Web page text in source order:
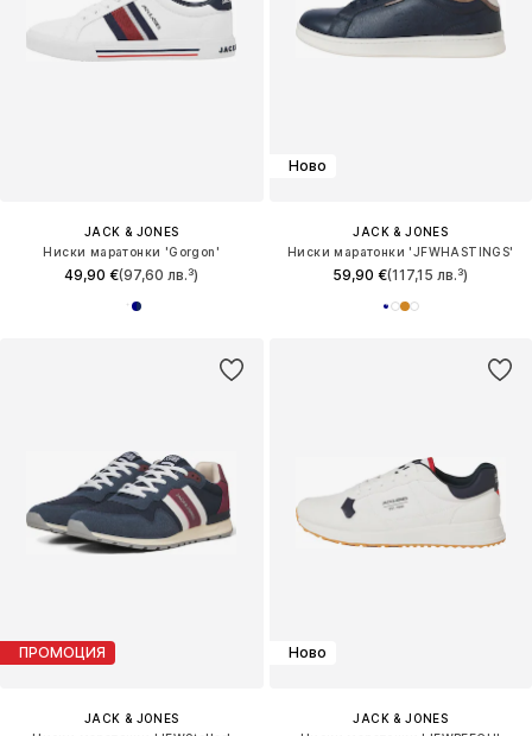
JACK & JONES
Ниски маратонки 'Gorgon'
49,90 €(97,60 лв.³)
Ново
JACK & JONES
Ниски маратонки 'JFWHASTINGS'
59,90 €(117,15 лв.³)
ПРОМОЦИЯ
JACK & JONES
Ново
JACK & JONES